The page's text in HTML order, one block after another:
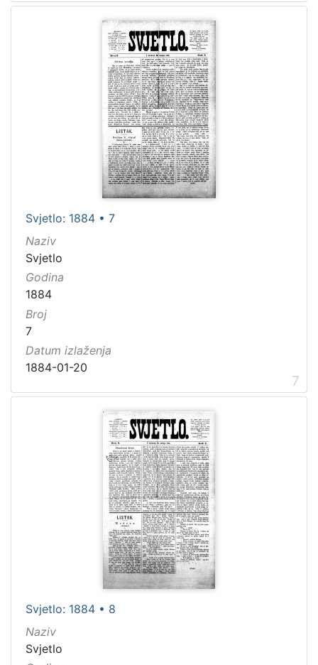
Svjetlo: 1884 • 7
Naziv
Svjetlo
Godina
1884
Broj
7
Datum izlaženja
1884-01-20
7
Svjetlo: 1884 • 8
Naziv
Svjetlo